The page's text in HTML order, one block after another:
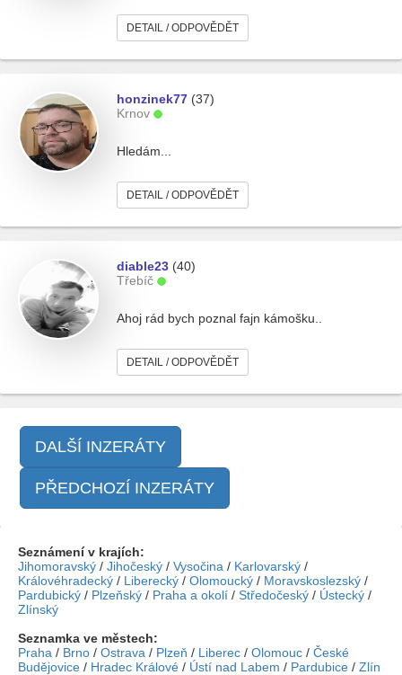
DETAIL / ODPOVĚDĚT
honzinek77 (37)
Krnov
Hledám...
DETAIL / ODPOVĚDĚT
diable23 (40)
Třebíč
Ahoj rád bych poznal fajn kámošku..
DETAIL / ODPOVĚDĚT
DALŠÍ INZERÁTY
PŘEDCHOZÍ INZERÁTY
Seznámení v krajích:
Jihomoravský / Jihočeský / Vysočina / Karlovarský /
Královéhradecký / Liberecký / Olomoucký / Moravskoslezský /
Pardubický / Plzeňský / Praha a okolí / Středočeský / Ústecký /
Zlínský
Seznamka ve městech:
Praha / Brno / Ostrava / Plzeň / Liberec / Olomouc / České
Budějovice / Hradec Králové / Ústí nad Labem / Pardubice / Zlín